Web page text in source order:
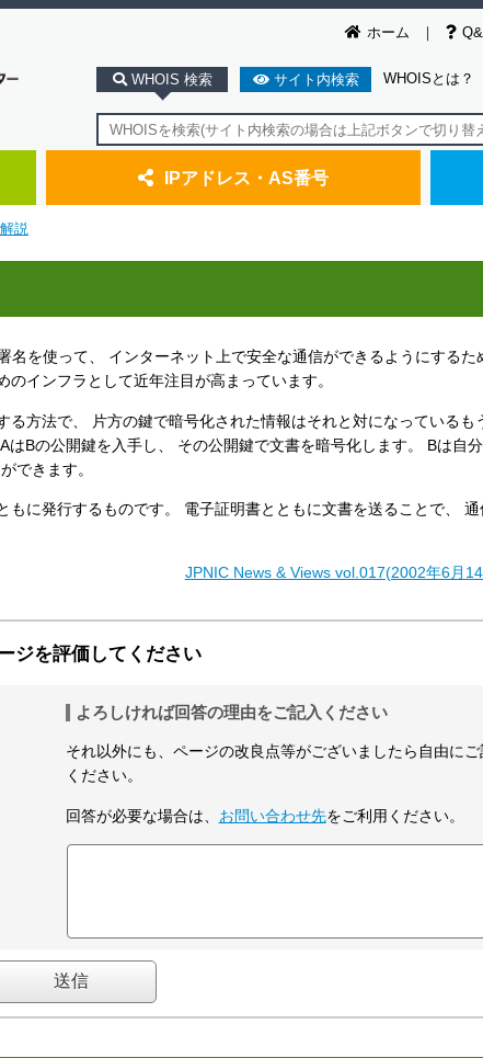
ホーム
WHOIS 検索 サイト内検索 WHOISとは？
IPアドレス・AS番号
説
名を使って、 インターネット上で安全な通信ができるようにするた
インフラとして近年注目が高まっています。
方法で、 片方の鍵で暗号化された情報はそれと対になっているも
Bの公開鍵を入手し、 その公開鍵で文書を暗号化します。 Bは自
できます。
に発行するものです。 電子証明書とともに文書を送ることで、
JPNIC News & Views vol.017(2002年6月
ジを評価してください
よろしければ回答の理由をご記入ください
それ以外にも、ページの改良点等がございましたら自由にご
ください。
回答が必要な場合は、 お問い合わせ先をご利用ください。